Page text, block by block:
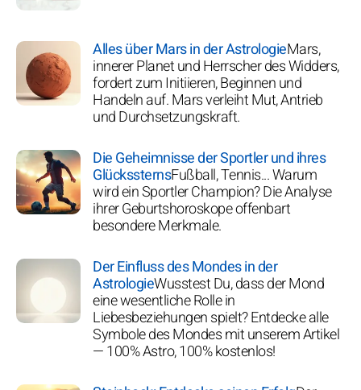
Alles über Mars in der AstrologieMars,
innerer Planet und Herrscher des Widders,
fordert zum Initiieren, Beginnen und
Handeln auf. Mars verleiht Mut, Antrieb
und Durchsetzungskraft.
Die Geheimnisse der Sportler und ihres
GlückssternsFußball, Tennis... Warum
wird ein Sportler Champion? Die Analyse
ihrer Geburtshoroskope offenbart
besondere Merkmale.
Der Einfluss des Mondes in der
AstrologieWusstest Du, dass der Mond
eine wesentliche Rolle in
Liebesbeziehungen spielt? Entdecke alle
Symbole des Mondes mit unserem Artikel
— 100% Astro, 100% kostenlos!